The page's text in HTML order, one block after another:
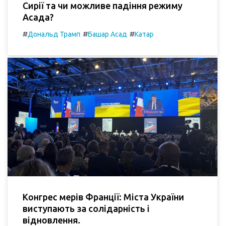
Сирії та чи можливе падіння режиму
Асада?
#Дональд Трамп #Башар Асад #Катар
Конгрес мерів Франції: Міста України
виступають за солідарність і
відновлення.